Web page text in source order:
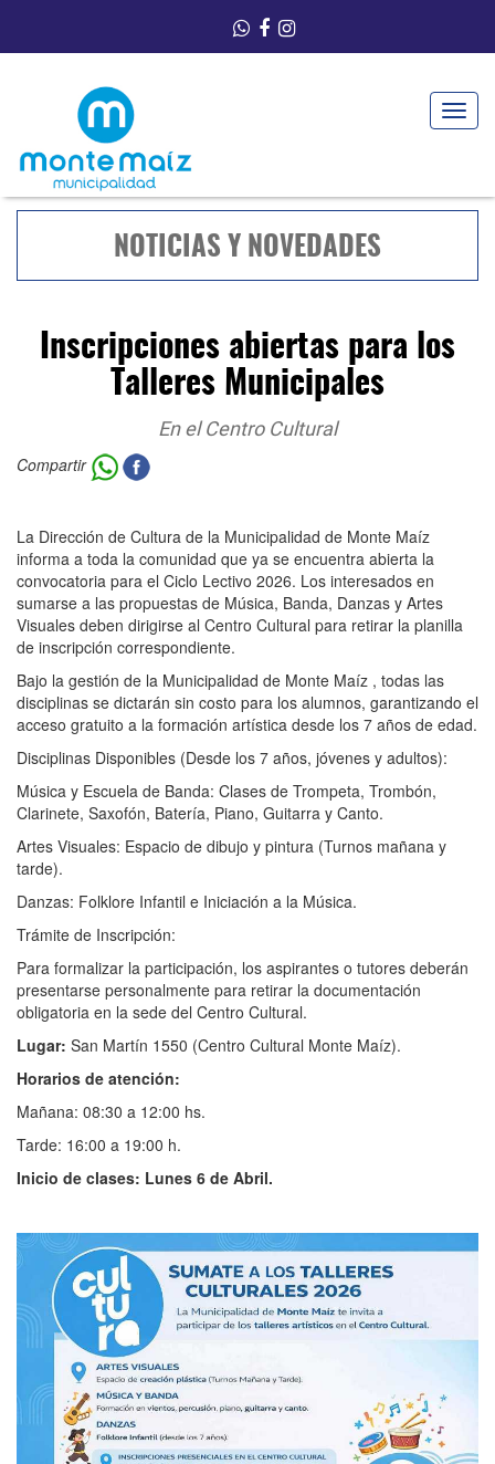
Toggle
NOTICIAS Y NOVEDADES
Inscripciones abiertas para los
Talleres Municipales
En el Centro Cultural
Compartir
La Dirección de Cultura de la Municipalidad de Monte Maíz
informa a toda la comunidad que ya se encuentra abierta la
convocatoria para el Ciclo Lectivo 2026. Los interesados ​​en
sumarse a las propuestas de Música, Banda, Danzas y Artes
Visuales deben dirigirse al Centro Cultural para retirar la planilla
de inscripción correspondiente.
Bajo la gestión de la Municipalidad de Monte Maíz , todas las
disciplinas se dictarán sin costo para los alumnos, garantizando el
acceso gratuito a la formación artística desde los 7 años de edad.
Disciplinas Disponibles (Desde los 7 años, jóvenes y adultos):
Música y Escuela de Banda: Clases de Trompeta, Trombón,
Clarinete, Saxofón, Batería, Piano, Guitarra y Canto.
Artes Visuales: Espacio de dibujo y pintura (Turnos mañana y
tarde).
Danzas: Folklore Infantil e Iniciación a la Música.
Trámite de Inscripción:
Para formalizar la participación, los aspirantes o tutores deberán
presentarse personalmente para retirar la documentación
obligatoria en la sede del Centro Cultural.
Lugar: San Martín 1550 (Centro Cultural Monte Maíz).
Horarios de atención:
Mañana: 08:30 a 12:00 hs.
Tarde: 16:00 a 19:00 h.
Inicio de clases: Lunes 6 de Abril.